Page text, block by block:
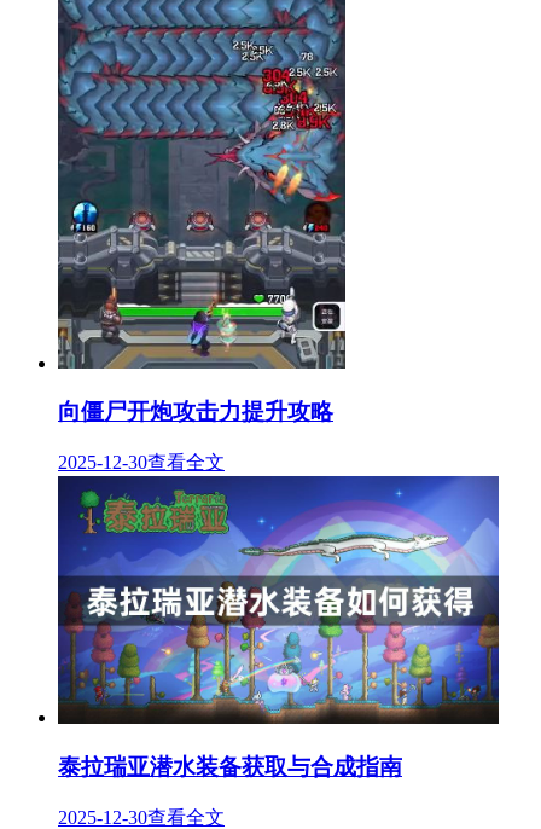
向僵尸开炮攻击力提升攻略
2025-12-30查看全文
泰拉瑞亚潜水装备获取与合成指南
2025-12-30查看全文